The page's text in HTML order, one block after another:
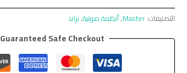
التصنيفات:Master
,أنظمة صوتية,براند
Guaranteed Safe Checkout